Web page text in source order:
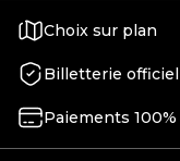
Choix sur plan
Billetterie
Paiements